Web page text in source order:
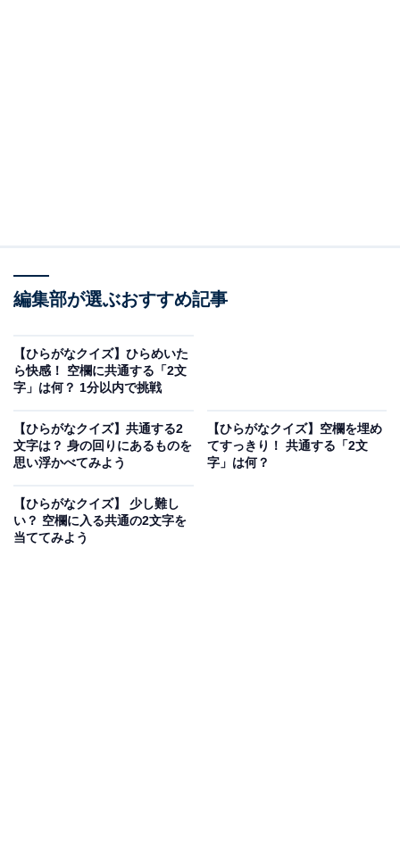
に、手に入れたいと激しく願う気持ちを思い浮かべてみ
てください。
次ページ 正解を見る
編集部が選ぶおすすめ記事
【ひらがなクイズ】ひらめいた
ら快感！ 空欄に共通する「2文
字」は何？ 1分以内で挑戦
【ひらがなクイズ】共通する2
文字は？ 身の回りにあるものを
思い浮かべてみよう
【ひらがなクイズ】空欄を埋め
てすっきり！ 共通する「2文
字」は何？
【ひらがなクイズ】 少し難し
い？ 空欄に入る共通の2文字を
当ててみよう